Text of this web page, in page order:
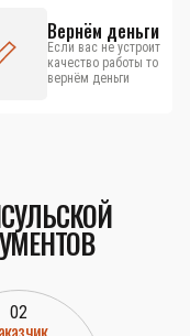
Вернём деньги
Если вас не устроит
качество работы то
вернём деньги
02